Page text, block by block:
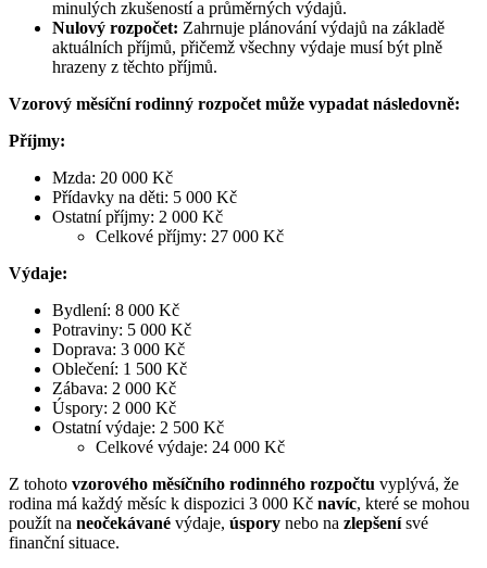
minulých zkušeností a průměrných výdajů.
Nulový rozpočet: Zahrnuje plánování výdajů na základě
aktuálních příjmů, přičemž všechny výdaje musí být plně
hrazeny z těchto příjmů.
Vzorový měsíční rodinný rozpočet může vypadat následovně:
Příjmy:
Mzda: 20 000 Kč
Přídavky na děti: 5 000 Kč
Ostatní příjmy: 2 000 Kč
Celkové příjmy: 27 000 Kč
Výdaje:
Bydlení: 8 000 Kč
Potraviny: 5 000 Kč
Doprava: 3 000 Kč
Oblečení: 1 500 Kč
Zábava: 2 000 Kč
Úspory: 2 000 Kč
Ostatní výdaje: 2 500 Kč
Celkové výdaje: 24 000 Kč
Z tohoto vzorového měsíčního rodinného rozpočtu vyplývá, že
rodina má každý měsíc k dispozici 3 000 Kč navíc, které se mohou
použít na neočekávané výdaje, úspory nebo na zlepšenísvé
finanční situace.